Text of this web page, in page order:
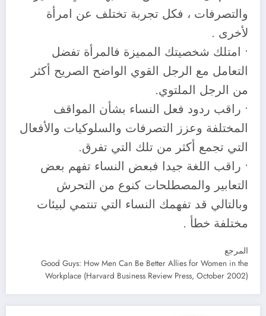
والتصرفات ، فكل تجربة تختلف عن امرأة
لأخرى .
• امتلك شخصيتك المميزة فالمرأة تفضل
التعامل مع الرجل القوي الواضح الصريح أكثر
من الرجل الملتوي.
• راقب ردود فعل النساء بشأن المواقف
المختلفة وعزز التصرفات والسلوكيات والأفعال
التي تجمع أكثر من تلك التي تفرق.
• راقب اللغة جيدا فبعض النساء تفهم بعض
التعابير والمصطلحات كنوع من التحرش
وبالتالي قد تفهمك النساء التي تنتمي لبيئات
مختلفة خطأ .
المرجع
Good Guys: How Men Can Be Better Allies for Women in the
Workplace (Harvard Business Review Press, October 2002)